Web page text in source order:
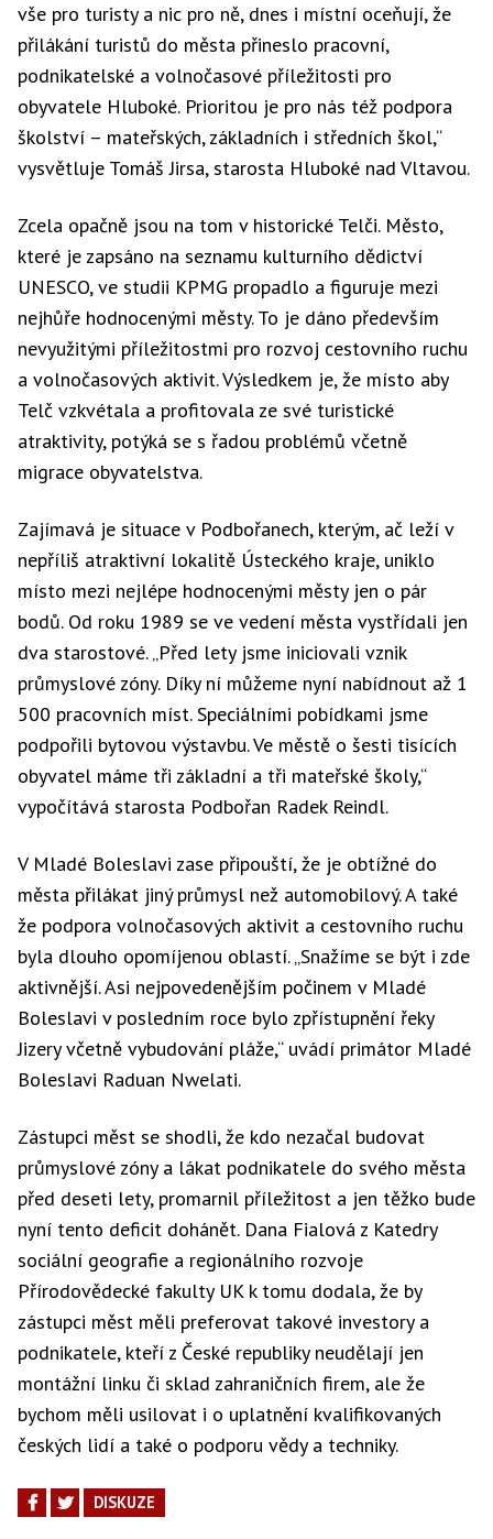
vše pro turisty a nic pro ně, dnes i místní oceňují, že
přilákání turistů do města přineslo pracovní,
podnikatelské a volnočasové příležitosti pro
obyvatele Hluboké. Prioritou je pro nás též podpora
školství – mateřských, základních i středních škol,“
vysvětluje Tomáš Jirsa, starosta Hluboké nad Vltavou.
Zcela opačně jsou na tom v historické Telči. Město,
které je zapsáno na seznamu kulturního dědictví
UNESCO, ve studii KPMG propadlo a figuruje mezi
nejhůře hodnocenými městy. To je dáno především
nevyužitými příležitostmi pro rozvoj cestovního ruchu
a volnočasových aktivit. Výsledkem je, že místo aby
Telč vzkvétala a profitovala ze své turistické
atraktivity, potýká se s řadou problémů včetně
migrace obyvatelstva.
Zajímavá je situace v Podbořanech, kterým, ač leží v
nepříliš atraktivní lokalitě Ústeckého kraje, uniklo
místo mezi nejlépe hodnocenými městy jen o pár
bodů. Od roku 1989 se ve vedení města vystřídali jen
dva starostové. „Před lety jsme iniciovali vznik
průmyslové zóny. Díky ní můžeme nyní nabídnout až 1
500 pracovních míst. Speciálními pobídkami jsme
podpořili bytovou výstavbu. Ve městě o šesti tisících
obyvatel máme tři základní a tři mateřské školy,“
vypočítává starosta Podbořan Radek Reindl.
V Mladé Boleslavi zase připouští, že je obtížné do
města přilákat jiný průmysl než automobilový. A také
že podpora volnočasových aktivit a cestovního ruchu
byla dlouho opomíjenou oblastí. „Snažíme se být i zde
aktivnější. Asi nejpovedenějším počinem v Mladé
Boleslavi v posledním roce bylo zpřístupnění řeky
Jizery včetně vybudování pláže,“ uvádí primátor Mladé
Boleslavi Raduan Nwelati.
Zástupci měst se shodli, že kdo nezačal budovat
průmyslové zóny a lákat podnikatele do svého města
před deseti lety, promarnil příležitost a jen těžko bude
nyní tento deficit dohánět. Dana Fialová z Katedry
sociální geografie a regionálního rozvoje
Přírodovědecké fakulty UK k tomu dodala, že by
zástupci měst měli preferovat takové investory a
podnikatele, kteří z České republiky neudělají jen
montážní linku či sklad zahraničních firem, ale že
bychom měli usilovat i o uplatnění kvalifikovaných
českých lidí a také o podporu vědy a techniky.
DISKUZE